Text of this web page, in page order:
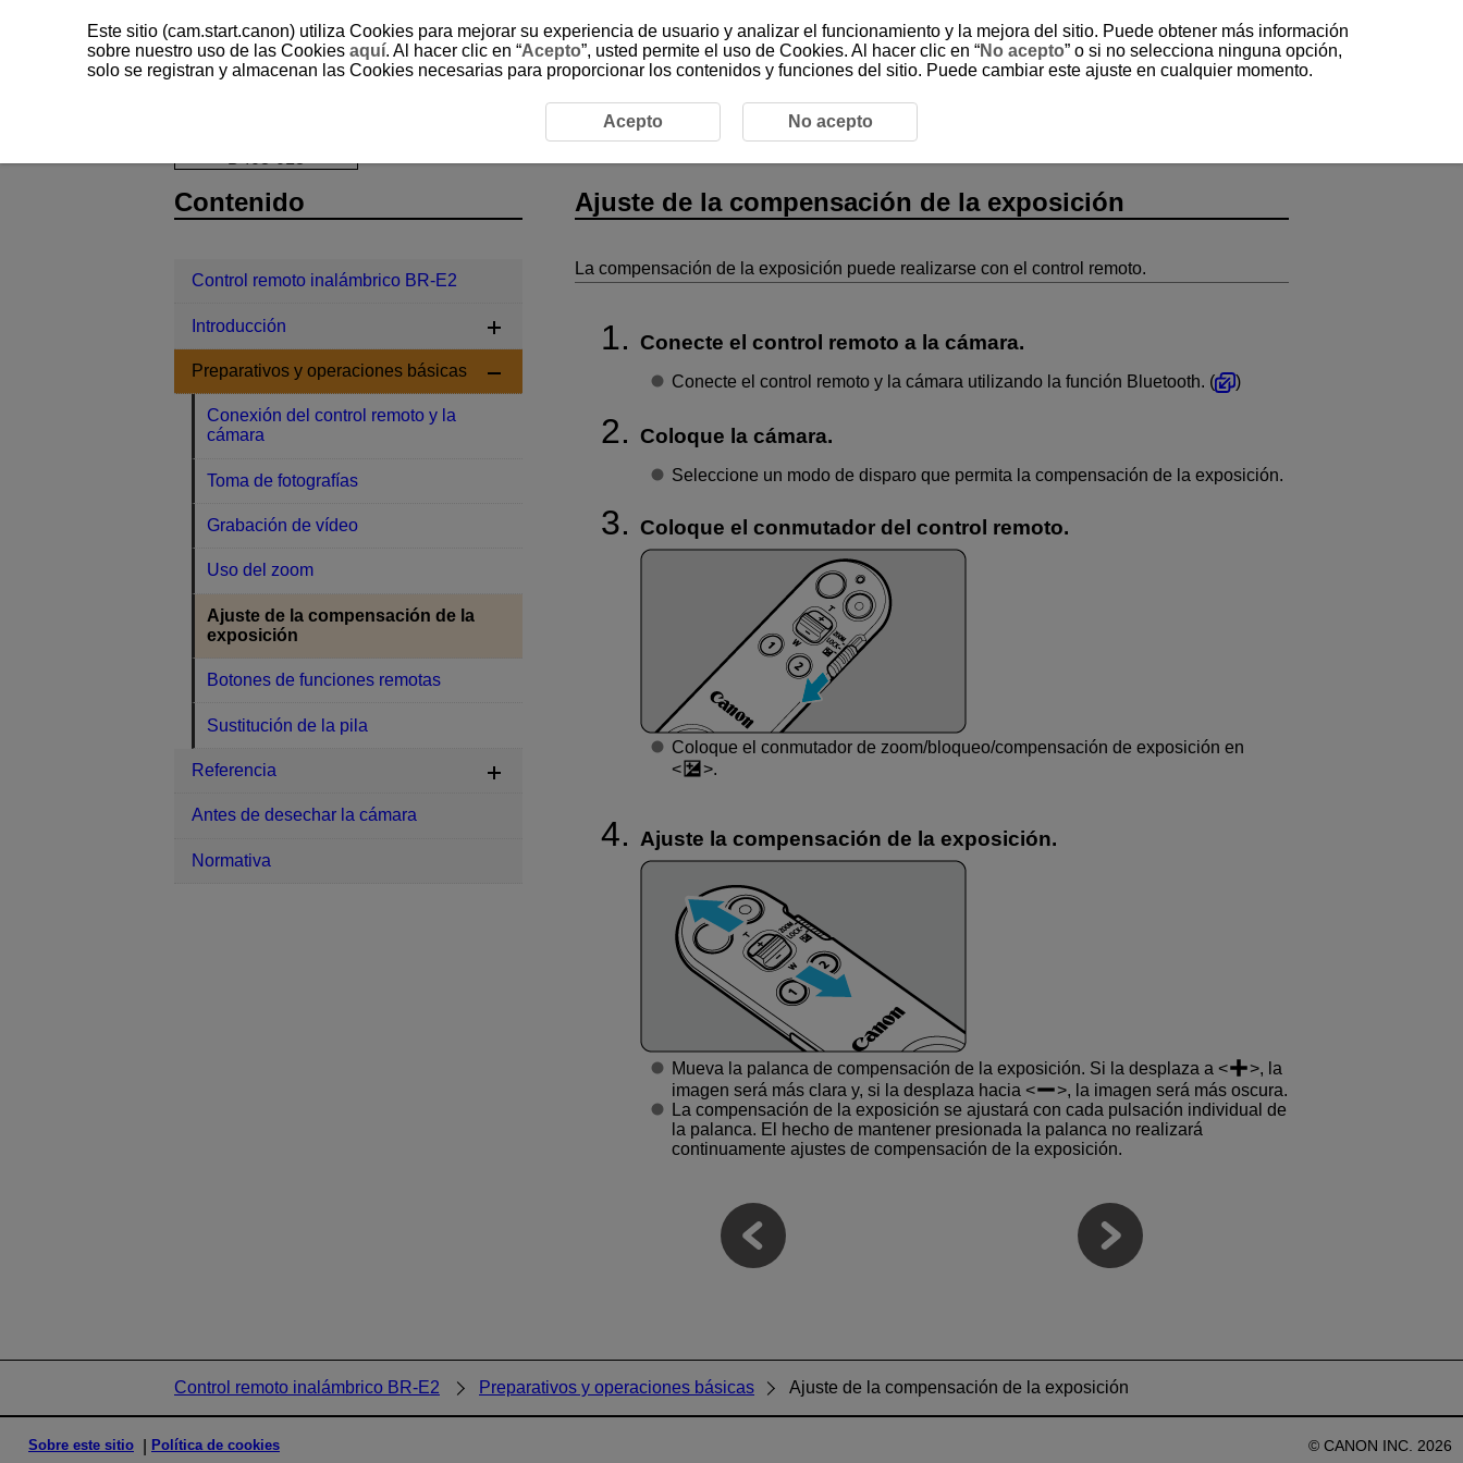
Preparativos y operaciones básicas Ajuste de la compensación de la exposición
Ajuste de la compensación de la exposición
La compensación de la exposición puede realizarse con el control remoto.
Conecte el control remoto a la cámara.
Conecte el control remoto y la cámara utilizando la función Bluetooth. ( )
Coloque la cámara.
Seleccione un modo de disparo que permita la compensación de la exposición.
Coloque el conmutador del control remoto.
Coloque el conmutador de zoom/bloqueo/compensación de exposición en
.
Ajuste la compensación de la exposición.
Mueva la palanca de compensación de la exposición. Si la desplaza a
, la
imagen será más clara y, si la desplaza hacia
, la imagen será más oscura.
La compensación de la exposición se ajustará con cada pulsación individual de
la palanca. El hecho de mantener presionada la palanca no realizará
continuamente ajustes de compensación de la exposición.
Contenido
Control remoto inalámbrico BR-E2
Introducción
Preparativos y operaciones básicas
Conexión del control remoto y la
cámara
Toma de fotografías
Grabación de vídeo
Uso del zoom
Ajuste de la compensación de la
exposición
Botones de funciones remotas
Sustitución de la pila
Referencia
Antes de desechar la cámara
Normativa
Control remoto inalámbrico BR-E2 Preparativos y operaciones básicas Ajuste de la compensación de la exposición
Sobre este sitio Política de cookies © CANON INC. 2026
Este sitio (cam.start.canon) utiliza Cookies para mejorar su experiencia de usuario y analizar el funcionamiento y la mejora del sitio. Puede obtener más información
sobre nuestro uso de las Cookies aquí. Al hacer clic en “Acepto”, usted permite el uso de Cookies. Al hacer clic en “No acepto” o si no selecciona ninguna opción,
solo se registran y almacenan las Cookies necesarias para proporcionar los contenidos y funciones del sitio. Puede cambiar este ajuste en cualquier momento.
Acepto No acepto